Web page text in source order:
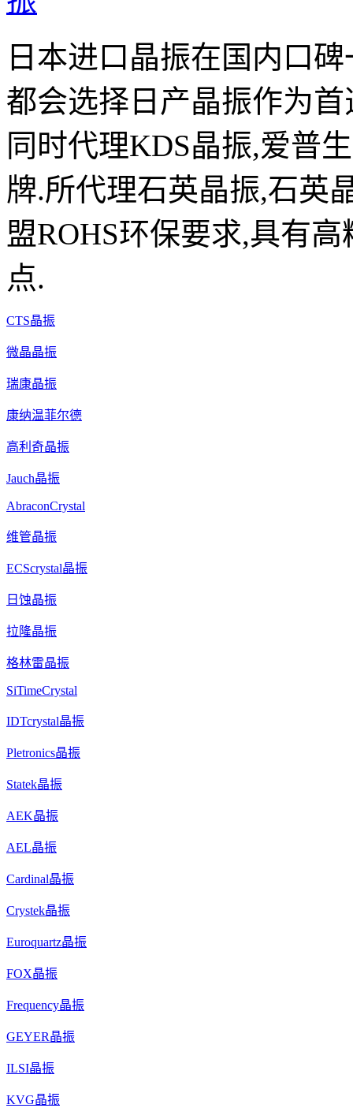
日本进口晶振在国内口
都会选择日产晶振作为
同时代理KDS晶振,爱普
牌.所代理石英晶振,石英
盟ROHS环保要求,具有
点.
CTS晶振
微晶晶振
瑞康晶振
康纳温菲尔德
高利奇晶振
Jauch晶振
AbraconCrystal
维管晶振
ECScrystal晶振
日蚀晶振
拉隆晶振
格林雷晶振
SiTimeCrystal
IDTcrystal晶振
Pletronics晶振
Statek晶振
AEK晶振
AEL晶振
Cardinal晶振
Crystek晶振
Euroquartz晶振
FOX晶振
Frequency晶振
GEYER晶振
ILSI晶振
KVG晶振